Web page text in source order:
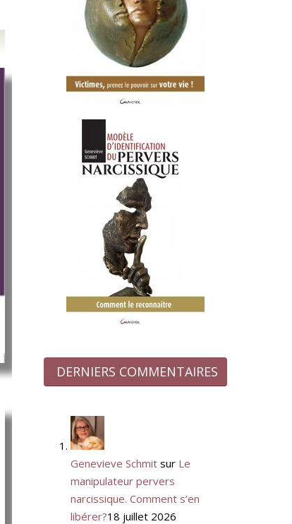
DERNIERS COMMENTAIRES
Genevieve Schmitsur Le
manipulateur pervers
narcissique. Comment s’en
libérer?18 juillet 2026